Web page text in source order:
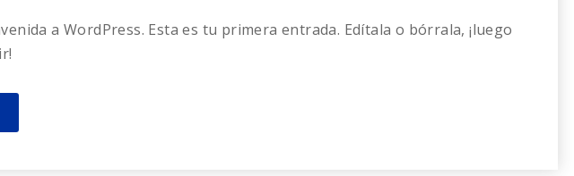
a WordPress. Esta es tu primera entrada. Edítala o bórrala, ¡luego